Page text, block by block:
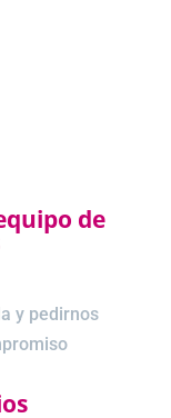
de
y pedirnos